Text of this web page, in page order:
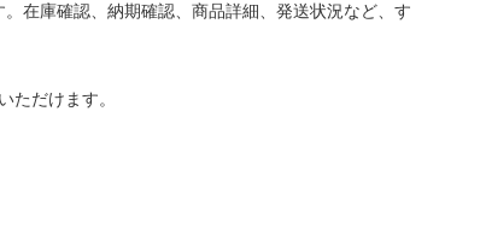
在庫確認、納期確認、商品詳細、発送状況など、す
ただけます。